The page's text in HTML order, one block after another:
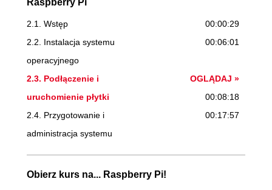
2.1. Wstęp
00:00:29
2.2. Instalacja systemu
operacyjnego
00:06:01
2.3. Podłączenie i
uruchomienie płytki
OGLĄDAJ »
00:08:18
2.4. Przygotowanie i
administracja systemu
00:17:57
3. Ale jak programować?
Obierz kurs na... Raspberry Pi!